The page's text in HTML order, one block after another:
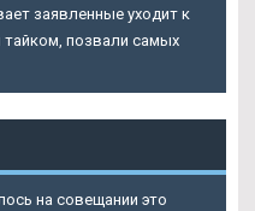
заявленные уходит к
позвали самых
на совещании это